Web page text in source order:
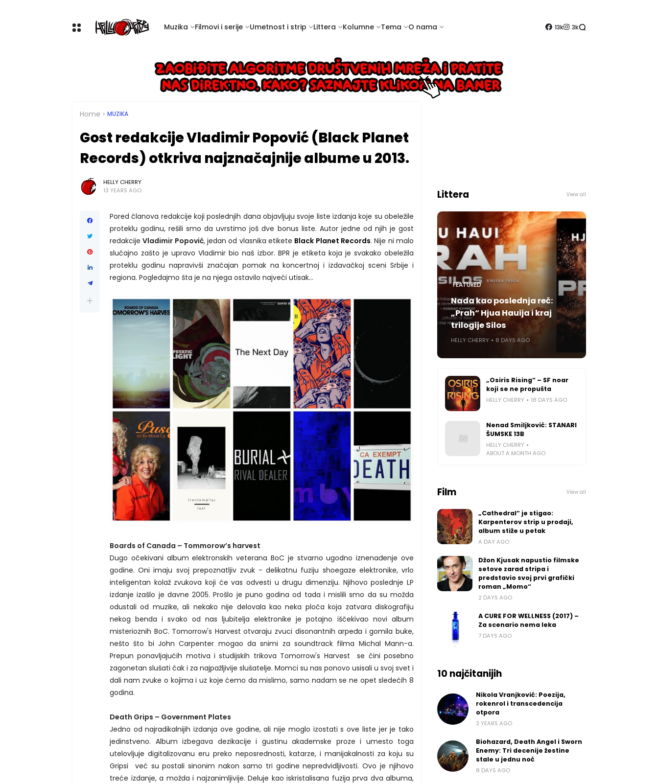
Muzika Filmovi i serije Umetnost i strip Littera Kolumne Tema O nama 13k 3k
Home MUZIKA
Gost redakcije Vladimir Popović (Black Planet
Records) otkriva najznačajnije albume u 2013.
HELLY CHERRY
13 YEARS AGO
Pored članova redakcije koji poslednjih dana objavljuju svoje liste izdanja koje su obeležile
proteklu godinu, rešili smo da uvrstimo još dve bonus liste. Autor jedne od njih je gost
redakcijeVladimir Popović, jedan od vlasnika etikete Black Planet Records. Nije ni malo
slučajno zašto je upravo Vladimir bio naš izbor. BPR je etiketa koja je svakako obeležila
proteklu godinu napravivši značajan pomak na koncertnoj i izdavačkoj sceni Srbije i
regiona. Pogledajmo šta je na njega ostavilo najveći utisak...
Boards of Canada – Tommorow’s harvest
Dugo očekivani album elektronskih veterana BoC je stvarno ugodno iznenađenje ove
godine. Oni imaju svoj prepoznatljiv zvuk - delikatnu fuziju shoegaze elektronike, vrlo
inteligentan kolaž zvukova koji će vas odvesti u drugu dimenziju. Njihovo poslednje LP
izdanje izašlo je davne 2005. Prošlo je puno godina od tada i mislili smo da su možda
odustali od muzike, ali nekako nije delovala kao neka ploča koja zatvara diskografiju
nekog benda i svako od nas ljubitelja elektronike je potajno iščekivao novi album
misterioznih BoC. Tomorrow's Harvest otvaraju zvuci disonantnih arpeđa i gomila buke,
nešto što bi John Carpenter mogao da snimi za soundtrack filma Michal Mann-a.
Prepun ponavljajućih motiva i studijskih trikova Tomorrow's Harvest se čini posebno
zagonetan slušati čak i za najpažljivije slušatelje. Momci su nas ponovo usisali u svoj svet i
dali nam zvuke o kojima i uz koje ćemo da mislimo, samo nadam se ne opet sledećih 8
godina.
Death Grips – Government Plates
Jedno od najradikalnijih izdanja ove godine, ali nije moglo izostati s ove liste jer je tako
jedinstveno. Album izbegava dezikacije i gustinu akademske proze i umesto toga
utelovljuje digitalizovanu eru preko neposrednosti, katarze, i manijakalnosti za koju su
Gripsi već su postali sinonim nakon samo tri godine nepredvidljivosti. Ovo je njihovo
treće izdanje, a možda i najzanimljivije. Deluje kao iskristalisana fuzija prva dva albuma,
Littera View all
FEATURED
Nada kao poslednja reč:
„Prah“ Hjua Hauija i kraj
trilogije Silos
HELLY CHERRY 8 DAYS AGO
„Osiris Rising“ – SF noar
koji se ne propušta
HELLY CHERRY 18 DAYS AGO
Nenad Smiljković: STANARI
ŠUMSKE 13B
HELLY CHERRY
ABOUT A MONTH AGO
Film View all
„Cathedral“ je stigao:
Karpenterov strip u prodaji,
album stiže u petak
A DAY AGO
Džon Kjusak napustio filmske
setove zarad stripa i
predstavio svoj prvi grafički
roman „Momo“
2 DAYS AGO
A CURE FOR WELLNESS (2017) –
Za scenario nema leka
7 DAYS AGO
10 najčitanijih
Nikola Vranjković: Poezija,
rokenrol i transcedencija
otpora
3 YEARS AGO
Biohazard, Death Angel i Sworn
Enemy: Tri decenije žestine
stale u jednu noć
8 DAYS AGO